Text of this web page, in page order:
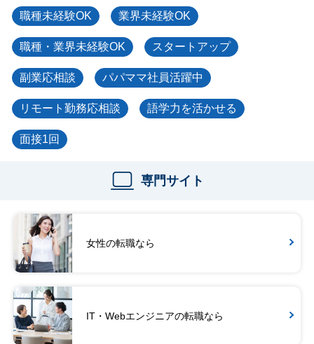
職種未経験OK 業界未経験OK
職種・業界未経験OK スタートアップ
副業応相談 パパママ社員活躍中
リモート勤務応相談 語学力を活かせる
面接1回
専門サイト
女性の転職なら
IT・Webエンジニアの転職なら